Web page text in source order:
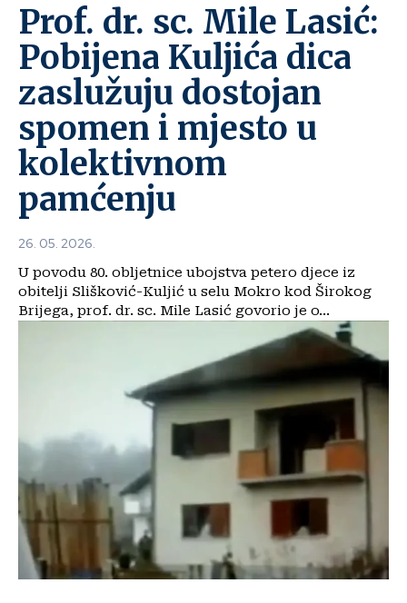
Prof. dr. sc. Mile Lasić:
Pobijena Kuljića dica
zaslužuju dostojan
spomen i mjesto u
kolektivnom
pamćenju
26. 05. 2026.
U povodu 80. obljetnice ubojstva petero djece iz
obitelji Slišković-Kuljić u selu Mokro kod Širokog
Brijega, prof. dr. sc. Mile Lasić govorio je o...